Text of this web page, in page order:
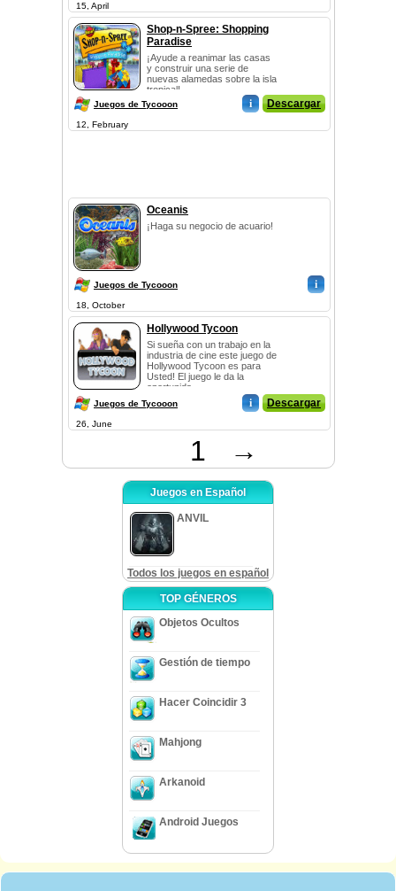
15, April
Shop-n-Spree: Shopping
Paradise
¡Ayude a reanimar las casas
y construir una serie de
nuevas alamedas sobre la isla
tropical!
Juegos de Tycooon i Descargar
12, February
Oceanis
¡Haga su negocio de acuario!
Juegos de Tycooon i
18, October
Hollywood Tycoon
Si sueña con un trabajo en la
industria de cine este juego de
Hollywood Tycoon es para
Usted! El juego le da la
oportunida...
Juegos de Tycooon i Descargar
26, June
1 →
Juegos en Español
ANVIL
Todos los juegos en español
TOP GÉNEROS
Objetos Ocultos
Gestión de tiempo
Hacer Coincidir 3
Mahjong
Arkanoid
Android Juegos